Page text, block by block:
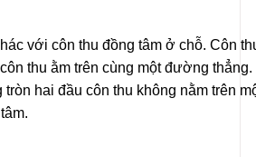
với côn thu đồng tâm ở chỗ. Côn
thu ằm trên cùng một đường
hai đầu côn thu không nằm trên